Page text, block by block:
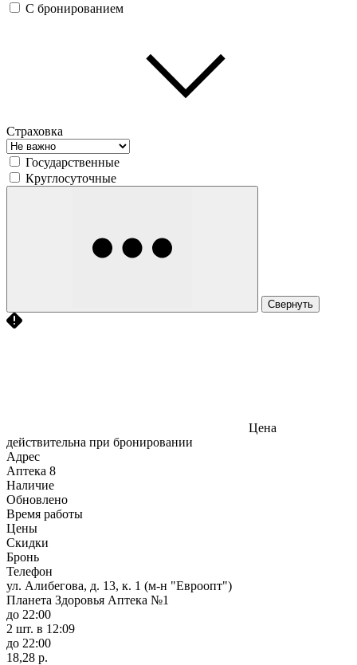
С бронированием
Страховка
Государственные
Круглосуточные
Свернуть
Цена
действительна при бронировании
Адрес
Аптека 8
Наличие
Обновлено
Время работы
Цены
Скидки
Бронь
Телефон
ул. Алибегова, д. 13, к. 1 (м-н "Евроопт")
Планета Здоровья Аптека №1
до 22:00
2 шт. в 12:09
до 22:00
18,28 р.